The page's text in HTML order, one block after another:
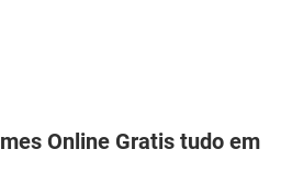
Online Gratis tudo em